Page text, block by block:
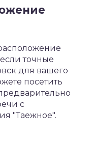
точные
для вашего
посетить
с
"Таежное".